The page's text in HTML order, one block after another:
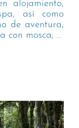
alojamiento,
así como
de aventura,
con mosca, ...